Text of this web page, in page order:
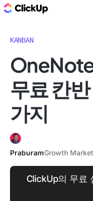
KANBAN
무료 칸반
가지
PraburamGrowth
ClickUp의 무료